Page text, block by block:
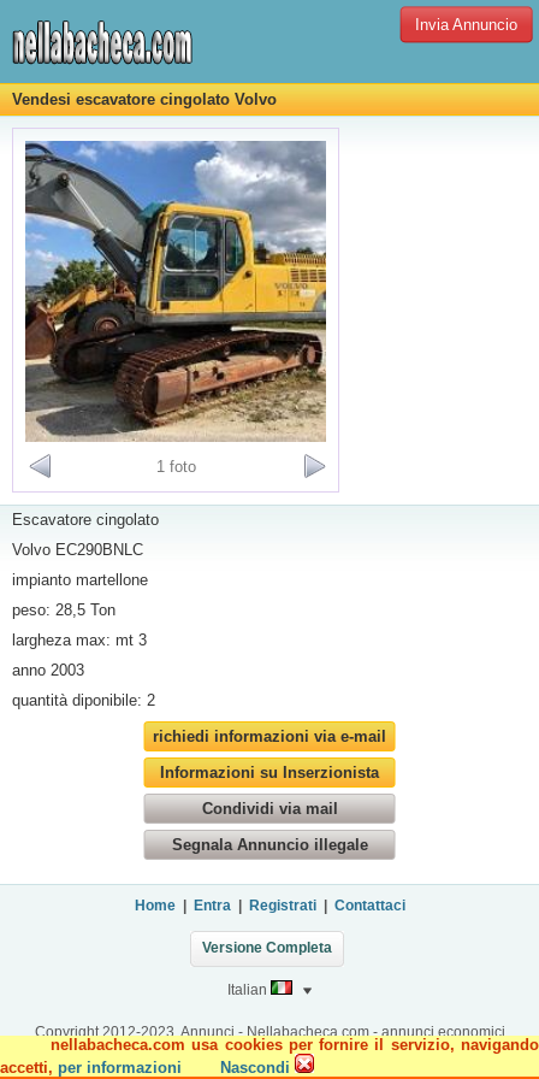
nellabacheca.com usa cookies per fornire il servizio, navigando
accetti, per informazioni Nascondi
Invia Annuncio
Vendesi escavatore cingolato Volvo
1 foto
Escavatore cingolato
Volvo EC290BNLC
impianto martellone
peso: 28,5 Ton
largheza max: mt 3
anno 2003
quantità diponibile: 2
richiedi informazioni via e-mail
Informazioni su Inserzionista
Condividi via mail
Segnala Annuncio illegale
Home| Entra Registrati| Contattaci
Versione Completa
Italian
Copyright 2012-2023, Annunci - Nellabacheca.com - annunci economici